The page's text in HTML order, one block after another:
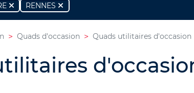
RENNES
Quads d'occasion Quads utilitaires d'occasion